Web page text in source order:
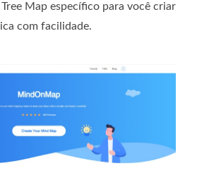
Map específico para você criar
com facilidade.